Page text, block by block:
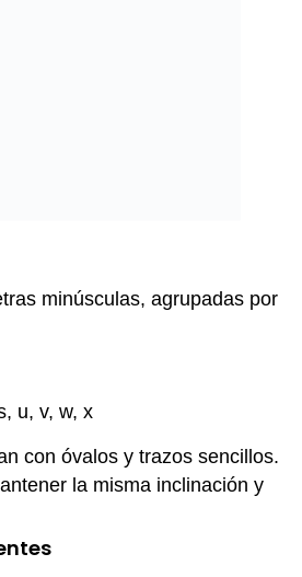
minúsculas, agrupadas por
u, v, w, x
con óvalos y trazos sencillos.
la misma inclinación y